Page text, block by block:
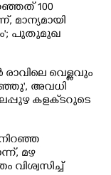
100
മാന്യമായി
പുതുമുഖ
വെള്ളവും
അവധി
കളക്‌ടറുടെ
നിറഞ്ഞ
മഴ
വിശ്വസിച്ച്